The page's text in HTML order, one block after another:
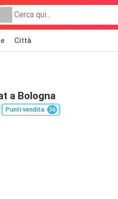
Città
a Bologna
Punti vendita 36